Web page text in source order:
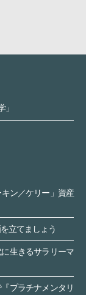
キン／ケリー」資産
立てましょう
生きるサラリーマ
プラチナメンタリ